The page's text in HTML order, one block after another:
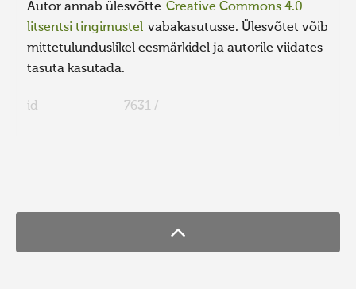
Autor annab ülesvõtte Creative Commons 4.0
litsentsi tingimustel vabakasutusse. Ülesvõtet võib
mittetulunduslikel eesmärkidel ja autorile viidates
tasuta kasutada.
id 7631 /